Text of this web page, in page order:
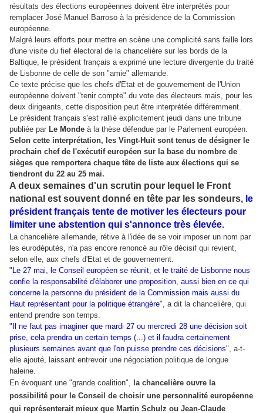
résultats des élections européennes doivent être interprétés pour
remplacer José Manuel Barroso à la présidence de la Commission
européenne.
Malgré leurs efforts pour mettre en scène une complicité sans faille lors
d'une visite du fief électoral de la chancelière sur les bords de la
Baltique, le président français a exprimé une lecture divergente du traité
de Lisbonne de celle de son "amie" allemande.
Ce texte précise que les chefs d'Etat et de gouvernement de l'Union
européenne doivent "tenir compte" du vote des électeurs mais, pour les
deux dirigeants, cette disposition peut être interprétée différemment.
Le président français s'est rallié explicitement jeudi dans une tribune
publiée par Le Monde à la thèse défendue par le Parlement européen.
Selon cette interprétation, les Vingt-Huit sont tenus de désigner le
prochain chef de l'exécutif européen sur la base du nombre de
sièges que remportera chaque tête de liste aux élections qui se
tiendront du 22 au 25 mai.
A deux semaines d'un scrutin pour lequel le Front
national est souvent donné en tête par les sondeurs, le
président français tente de motiver les électeurs pour
limiter une abstention qui s'annonce très élevée.
La chancelière allemande, rétive à l'idée de se voir imposer un nom par
les eurodéputés, n'a pas encore renoncé au rôle décisif qui revient,
selon elle, aux chefs d'Etat et de gouvernement.
" Le 27 mai, le Conseil européen se réunit, et le traité de Lisbonne nous
confie la responsabilité d'élaborer une proposition, aussi bien en ce qui
concerne la personne du président de la Commission mais aussi du
Haut représentant pour la politique étrangère", a dit la chancelière, qui
entend prendre son temps.
" Il ne faut pas imaginer que mardi 27 ou mercredi 28 une décision soit
prise, cela prendra un certain temps (...) et il faudra certainement
plusieurs semaines avant que l'on puisse prendre ces décisions", a-t-
elle ajouté, laissant entrevoir une négociation politique de longue
haleine.
En évoquant une "grande coalition", la chancelière ouvre la
possibilité pour le Conseil de choisir une personnalité européenne
qui représenterait mieux que Martin Schulz ou Jean-Claude